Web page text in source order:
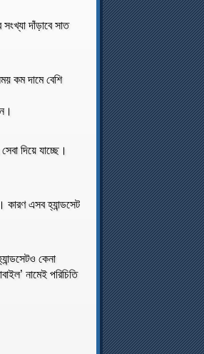
দাঁড়াবে সাত
কম দামে বেশি
দিয়ে যাচ্ছে।
কারণ এসব হ্যান্ডসেট
কেনা
নামেই পরিচিতি